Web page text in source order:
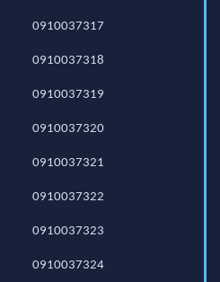
0910037317
0910037318
0910037319
0910037320
0910037321
0910037322
0910037323
0910037324